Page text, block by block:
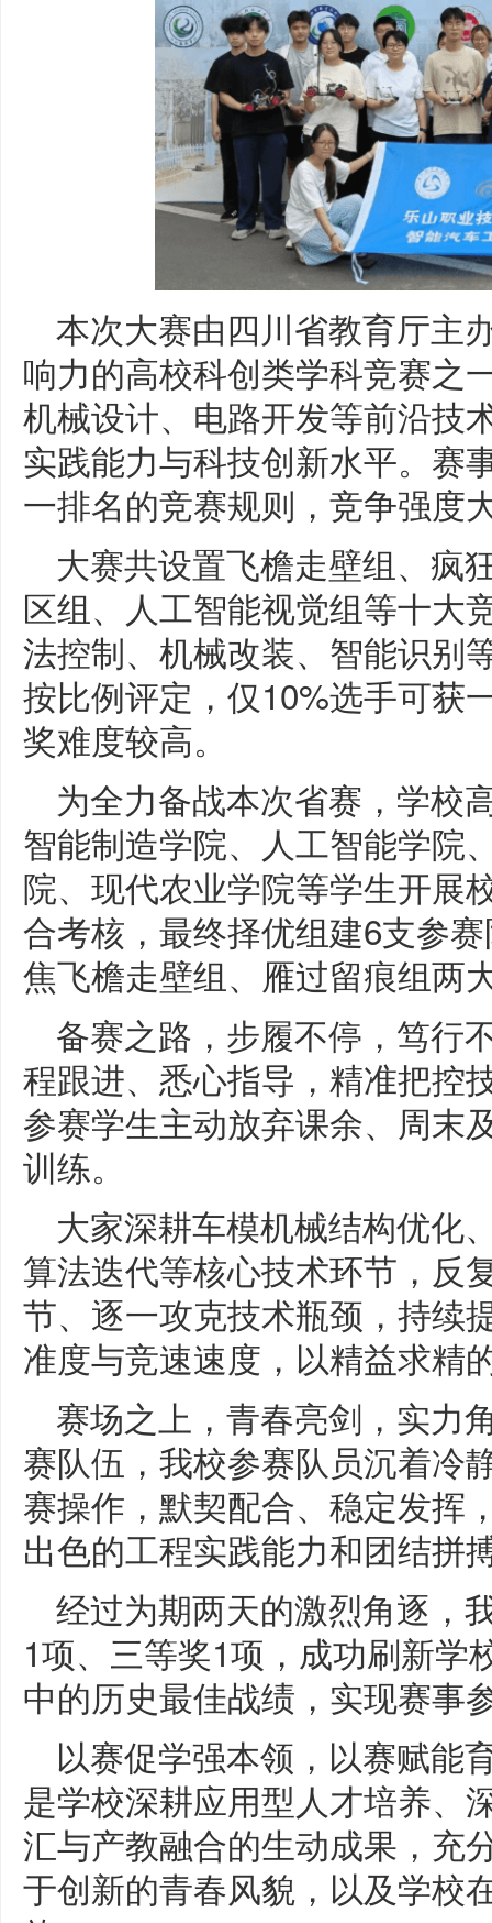
本次大赛由四川省教育厅主
响力的高校科创类学科竞赛之
机械设计、电路开发等前沿技
实践能力与科技创新水平。赛
一排名的竞赛规则，竞争强度
大赛共设置飞檐走壁组、疯
区组、人工智能视觉组等十大
法控制、机械改装、智能识别
按比例评定，仅10%选手可获
奖难度较高。
为全力备战本次省赛，学校
智能制造学院、人工智能学院
院、现代农业学院等学生开展
合考核，最终择优组建6支参
焦飞檐走壁组、雁过留痕组两
备赛之路，步履不停，笃行
程跟进、悉心指导，精准把控
参赛学生主动放弃课余、周末
训练。
大家深耕车模机械结构优化
算法迭代等核心技术环节，反
节、逐一攻克技术瓶颈，持续
准度与竞速速度，以精益求精
赛场之上，青春亮剑，实力
赛队伍，我校参赛队员沉着冷
赛操作，默契配合、稳定发挥
出色的工程实践能力和团结拼
经过为期两天的激烈角逐，
1项、三等奖1项，成功刷新学
中的历史最佳战绩，实现赛事
以赛促学强本领，以赛赋能
是学校深耕应用型人才培养、
汇与产教融合的生动成果，充
于创新的青春风貌，以及学校